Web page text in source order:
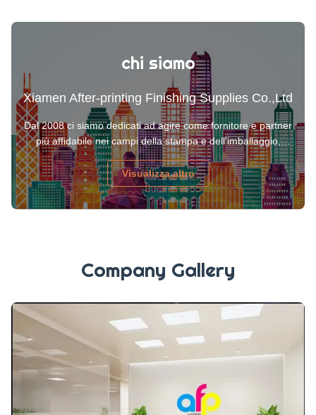
chi siamo
Xiamen After-printing Finishing Supplies Co.,Ltd
Dal 2008 ci siamo dedicati ad agire come fornitore e partner
più affidabile nei campi della stampa e dell'imballaggio,
offrendo una qualità dei prodotti stabile e elevata. I nostri
prodotti sono ora ben accolti in Nord America, America
Latina, Asia, Medio Oriente e in Europa.
Visualizza altro
Company Gallery